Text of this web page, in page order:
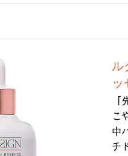
ル
ッ
こ
中
チ